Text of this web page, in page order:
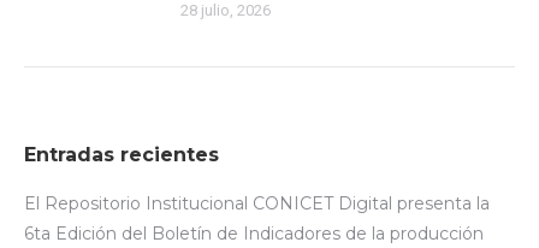
28 julio, 2026
Entradas recientes
El Repositorio Institucional CONICET Digital presenta la
6ta Edición del Boletín de Indicadores de la producción